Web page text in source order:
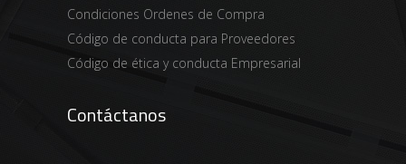
Condiciones Ordenes de Compra
Código de conducta para Proveedores
Código de ética y conducta Empresarial
Contáctanos